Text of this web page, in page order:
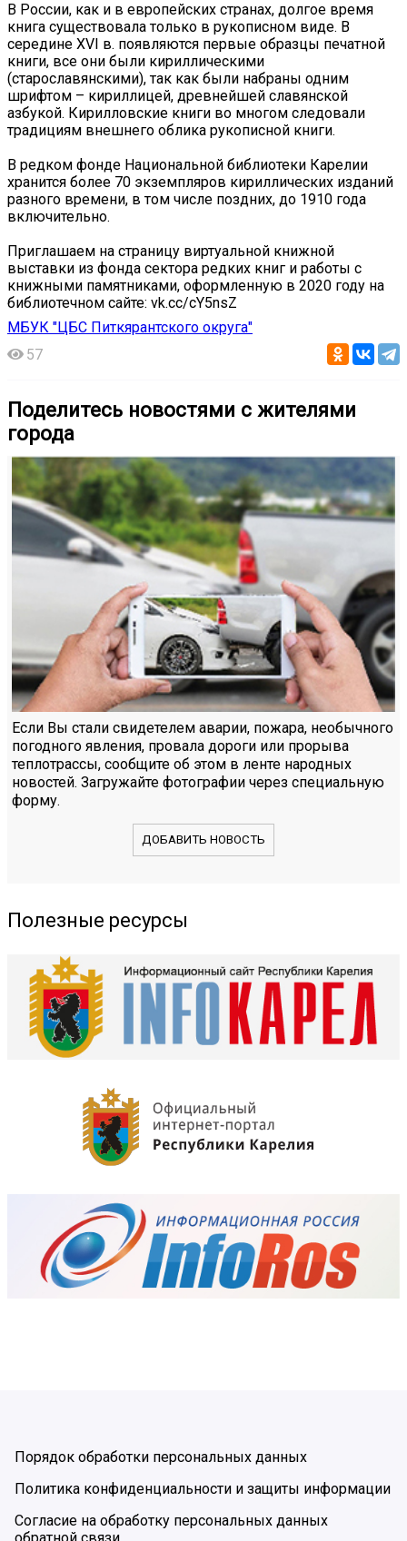
В России, как и в европейских странах, долгое время
книга существовала только в рукописном виде. В
середине XVI в. появляются первые образцы печатной
книги, все они были кириллическими
(старославянскими), так как были набраны одним
шрифтом – кириллицей, древнейшей славянской
азбукой. Кирилловские книги во многом следовали
традициям внешнего облика рукописной книги.
В редком фонде Национальной библиотеки Карелии
хранится более 70 экземпляров кириллических изданий
разного времени, в том числе поздних, до 1910 года
включительно.
Приглашаем на страницу виртуальной книжной
выставки из фонда сектора редких книг и работы с
книжными памятниками, оформленную в 2020 году на
библиотечном сайте: vk.cc/cY5nsZ
МБУК "ЦБС Питкярантского округа"
57
Поделитесь новостями с жителями
города
Если Вы стали свидетелем аварии, пожара, необычного
погодного явления, провала дороги или прорыва
теплотрассы, сообщите об этом в ленте народных
новостей. Загружайте фотографии через специальную
форму.
ДОБАВИТЬ НОВОСТЬ
Полезные ресурсы
Порядок обработки персональных данных
Политика конфиденциальности и защиты информации
Согласие на обработку персональных данных